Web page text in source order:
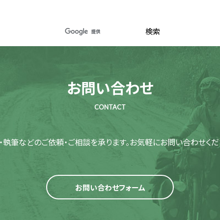
お問い合わせ
CONTACT
執筆などのご依頼・ご相談を承ります。お気軽にお問い合わせくだ
お問い合わせフォーム